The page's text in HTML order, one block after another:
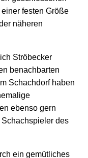
festen Größe
näheren
Ströbecker
benachbarten
Schachdorf haben
ebenso gern
des
ein gemütliches